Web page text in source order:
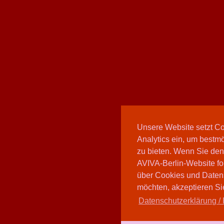
Unsere Website setzt
Analytics ein, um
zu bieten. Wenn Sie
AVIVA-Berlin-Website
über Cookies und
möchten, akzeptieren
Datenschutzerklärung /